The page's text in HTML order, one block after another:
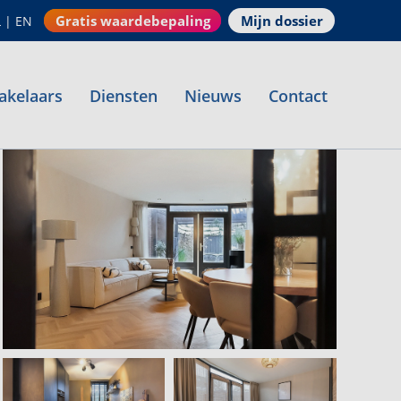
| EN Gratis waardebepaling Mijn dossier
Diensten Nieuws Contact